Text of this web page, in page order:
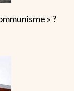
» ?